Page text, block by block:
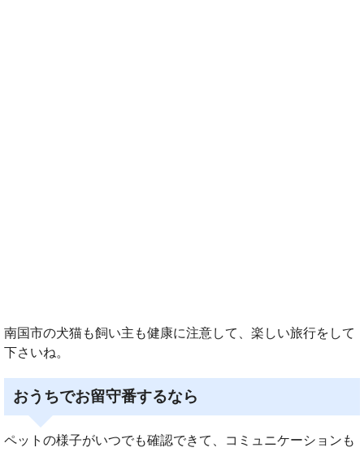
南国市の犬猫も飼い主も健康に注意して、楽しい旅行をして
下さいね。
おうちでお留守番するなら
ペットの様子がいつでも確認できて、コミュニケーションも